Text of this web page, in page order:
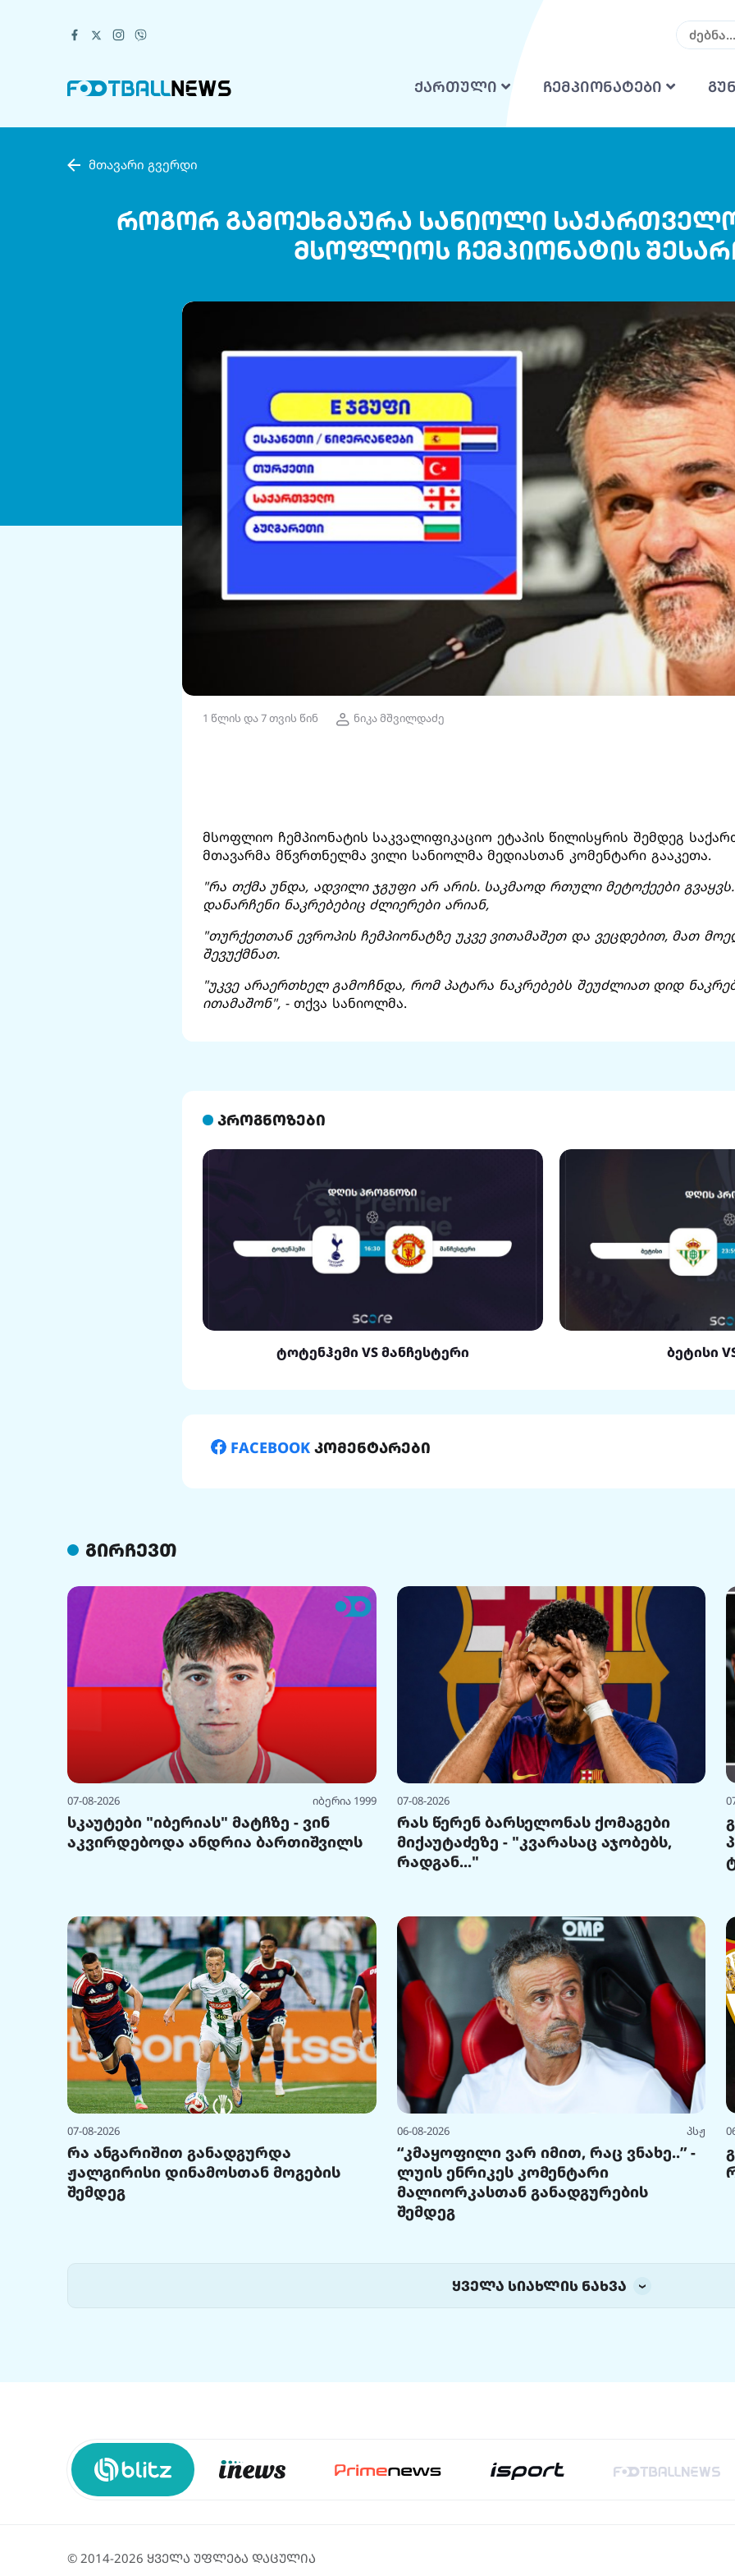
ქართული ჩემპიონატები
მთავარი გვერდი
როგორ გამოეხმაურა სანიოლი
მსოფლიოს ჩემპიონატის
1 წლის და 7 თვის წინ ნიკა მშვილდაძე
მსოფლიო ჩემპიონატის საკვალიფიკაციო ეტაპის წილისყრის შემდეგ
მთავარმა მწვრთნელმა ვილი სანიოლმა მედიასთან კომენტარი გააკეთა.
"რა თქმა უნდა, ადვილი ჯგუფი არ არის. საკმაოდ რთული მეტოქეები
დანარჩენი ნაკრებებიც ძლიერები არიან,
"თურქეთთან ევროპის ჩემპიონატზე უკვე ვითამაშეთ და ვეცდებით, მათ
შევუქმნათ.
"უკვე არაერთხელ გამოჩნდა, რომ პატარა ნაკრებებს შეუძლიათ დიდ
ითამაშონ", - თქვა სანიოლმა.
პროგნოზები
ტოტენჰემი VS მანჩესტერი ბეტისი
FACEBOOK კომენტარები
გირჩევთ
07-08-2026 იბერია 1999
სკაუტები "იბერიას" მატჩზე - ვინ
აკვირდებოდა ანდრია ბართიშვილს
07-08-2026
რას წერენ ბარსელონას ქომაგები
მიქაუტაძეზე - "კვარასაც აჯობებს,
რადგან..."
07-08-2026
რა ანგარიშით განადგურდა
ჟალგირისი დინამოსთან მოგების
შემდეგ
06-08-2026 პსჟ
“კმაყოფილი ვარ იმით, რაც ვნახე..” -
ლუის ენრიკეს კომენტარი
მალიორკასთან განადგურების
შემდეგ
ყველა სიახლის ნახვა
© 2014-2026 ყველა უფლება დაცულია